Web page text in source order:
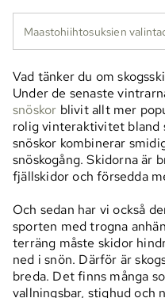
Maastohiihtosuksien
Vad tänker du om
Under de senaste
snöskor blivit allt mer
rolig vinteraktivitet bland
snöskor kombinerar
snöskogång. Skidorna är
fjällskidor och försedda
Och sedan har vi också
sporten med trogna
terräng måste skidor
ned i snön. Därför är
breda. Det finns många
vallningsbar, stighud och